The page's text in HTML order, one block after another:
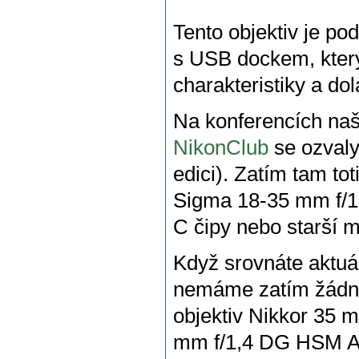
Tento objektiv je
s USB dockem,
charakteristiky a
Na konferencích
NikonClub se
edici). Zatím tam
Sigma 18-35 mm f/
C čipy nebo starší
Když srovnáte
nemáme zatím
objektiv Nikkor 35
mm f/1,4 DG HSM